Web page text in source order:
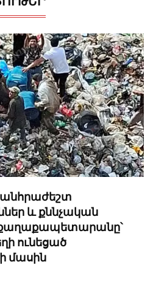
և քննչական
քաղաքապետարանը՝
ունեցած
մասին